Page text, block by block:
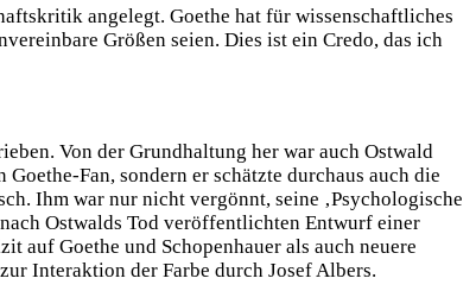
angelegt. Goethe hat für wissenschaftliches
Größen seien. Dies ist ein Credo, das ich
Von der Grundhaltung her war auch Ostwald
Fan, sondern er schätzte durchaus auch die
Ihm war nur nicht vergönnt, seine ‚Psychologische
Ostwalds Tod veröffentlichten Entwurf einer
auf Goethe und Schopenhauer als auch neuere
Interaktion der Farbe durch Josef Albers.